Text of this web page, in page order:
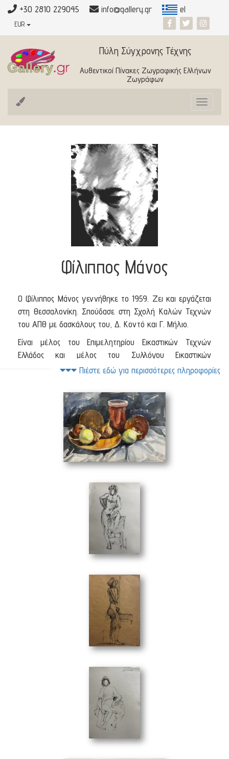
+30 2810 229045 info@gallery.gr el
EUR
Πύλη Σύγχρονης Τέχνης
Αυθεντικοί Πίνακες Ζωγραφικής Ελλήνων
Ζωγράφων
Toggle
Φίλιππος Μάνος
Ο Φίλιππος Μάνος γεννήθηκε το 1959. Ζει και εργάζεται
στη Θεσσαλονίκη. Σπούδασε στη Σχολή Καλών Τεχνών
του ΑΠΘ με δασκάλους του, Δ. Κοντό και Γ. Μήλιο.
Είναι μέλος του Επιμελητηρίου Εικαστικών Τεχνών
Ελλάδος και μέλος του Συλλόγου Εικαστικών
Καλλιτεχνών Βορείου Ελλάδος. Έχει ποικίλες εκθέσεις στο
χαρακτηρίζει τον καλλιτέχνη, πλέον εργάζεται και ως
καθηγητής εικαστικών τεχνών σε διάφορες σχολές.
Πιέστε εδώ για περισσότερες πληροφορίες
Νεκρή Φύση με φρούτα